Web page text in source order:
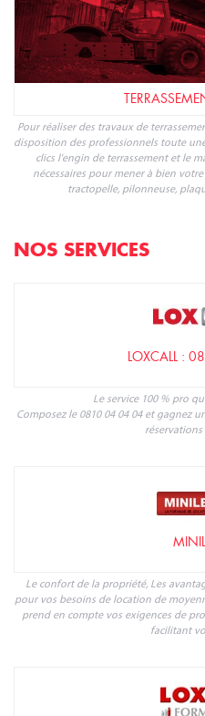
Pour réaliser des travaux de
disposition des professionnels toute
clics l'engin de terrassement et le
nécessaires pour mener à bien
tractopelle, pilonneuse,
NOS SERVICES
LOXCALL :
Le service 100 % pro
Composez le 0810 04 04 04 et gagnez
réservations
Le confort de la propriété, Les
pour vos besoins de location de
prend en compte vos exigences de
facilitant